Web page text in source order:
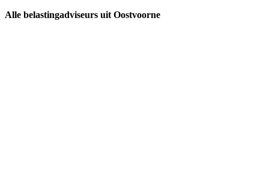
Alle belastingadviseurs uit Oostvoorne